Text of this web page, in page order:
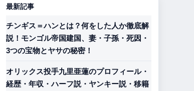
最新記事
チンギス＝ハンとは？何をした人か徹底解
説！モンゴル帝国建国、妻・子孫・死因・
3つの宝物とヤサの秘密！
オリックス投手九里亜蓮のプロフィール・
経歴・年収・ハーフ説・ヤンキー説・移籍